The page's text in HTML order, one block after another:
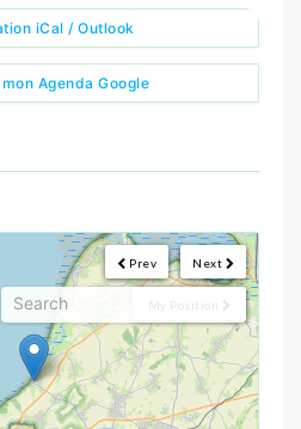
Agenda Google
iCal / Outlook
Next
Prev
My Position